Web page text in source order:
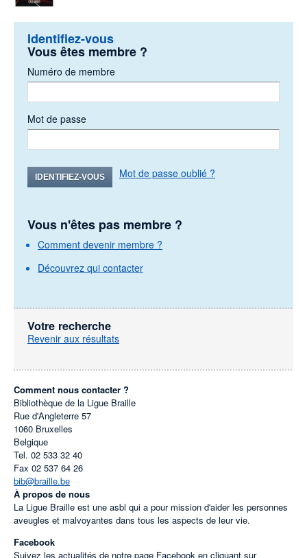
Identifiez-vous
Vous êtes membre ?
Numéro de membre
Mot de passe
IDENTIFIEZ-VOUS Mot de passe oublié ?
Vous n'êtes pas membre ?
Comment devenir membre ?
Découvrez qui contacter
Votre recherche
Revenir aux résultats
Comment nous contacter ?
Bibliothèque de la Ligue Braille
Rue d'Angleterre 57
1060 Bruxelles
Belgique
Tel. 02 533 32 40
Fax 02 537 64 26
bib@braille.be
À propos de nous
La Ligue Braille est une asbl qui a pour mission d'aider les personnes
aveugles et malvoyantes dans tous les aspects de leur vie.
Facebook
Suivez les actualités de notre page Facebook en cliquant sur